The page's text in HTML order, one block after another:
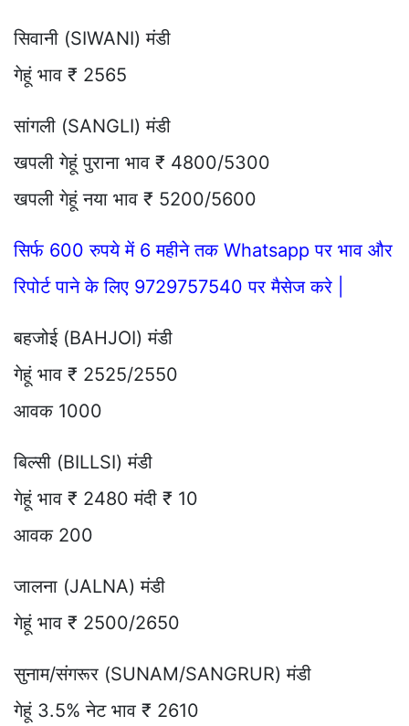
सिवानी (SIWANI) मंडी
गेहूं भाव ₹ 2565
सांगली (SANGLI) मंडी
खपली गेहूं पुराना भाव ₹ 4800/5300
खपली गेहूं नया भाव ₹ 5200/5600
सिर्फ 600 रुपये में 6 महीने तक Whatsapp पर भाव और
रिपोर्ट पाने के लिए 9729757540 पर मैसेज करे |
बहजोई (BAHJOI) मंडी
गेहूं भाव ₹ 2525/2550
आवक 1000
बिल्सी (BILLSI) मंडी
गेहूं भाव ₹ 2480 मंदी ₹ 10
आवक 200
जालना (JALNA) मंडी
गेहूं भाव ₹ 2500/2650
सुनाम/संगरूर (SUNAM/SANGRUR) मंडी
गेहूं 3.5% नेट भाव ₹ 2610